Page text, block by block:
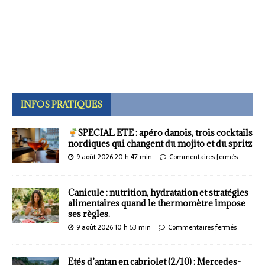
INFOS PRATIQUES
SPECIAL ÉTÉ : apéro danois, trois cocktails
nordiques qui changent du mojito et du spritz
9 août 2026 20 h 47 min Commentaires fermés
Canicule : nutrition, hydratation et stratégies
alimentaires quand le thermomètre impose
ses règles.
9 août 2026 10 h 53 min Commentaires fermés
Étés d’antan en cabriolet (2/10) : Mercedes-